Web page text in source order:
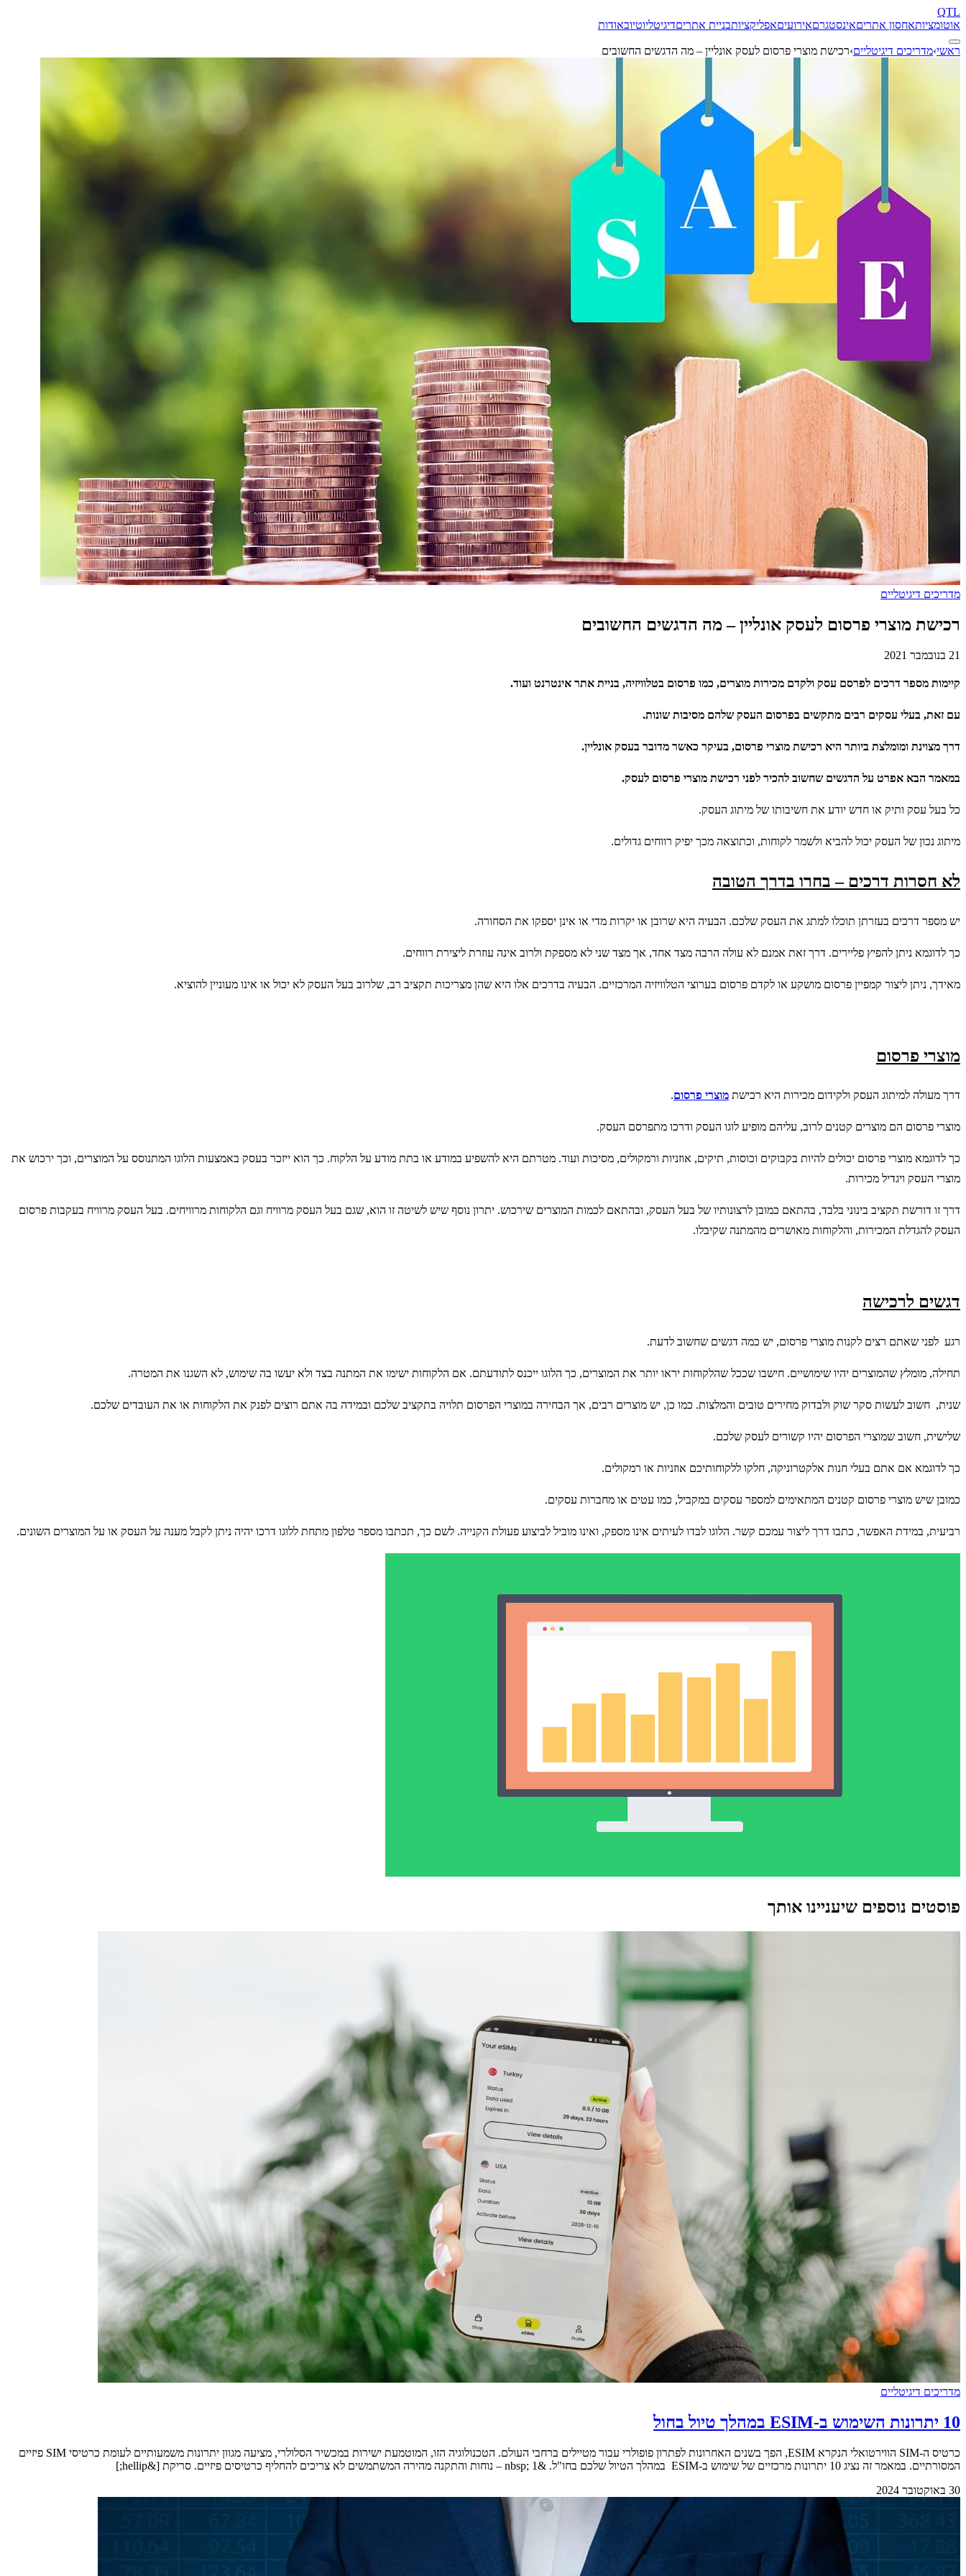
QTL
אוטומציותאחסון אתריםאינסטגרםאירועיםאפליקציותבניית אתריםדיגיטליוטיובאודות
ראשי›מדריכים דיגיטליים›רכישת מוצרי פרסום לעסק אונליין – מה הדגשים החשובים
מדריכים דיגיטליים
רכישת מוצרי פרסום לעסק אונליין – מה הדגשים החשובים
21 בנובמבר 2021
קיימות מספר דרכים לפרסם עסק ולקדם מכירות מוצרים, כמו פרסום בטלוויזיה, בניית אתר אינטרנט ועוד.
עם זאת, בעלי עסקים רבים מתקשים בפרסום העסק שלהם מסיבות שונות.
דרך מצוינת ומומלצת ביותר היא רכישת מוצרי פרסום, בעיקר כאשר מדובר בעסק אונליין.
במאמר הבא אפרט על הדגשים שחשוב להכיר לפני רכישת מוצרי פרסום לעסק.
כל בעל עסק ותיק או חדש יודע את חשיבותו של מיתוג העסק.
מיתוג נכון של העסק יכול להביא ולשמר לקוחות, וכתוצאה מכך יפיק רווחים גדולים.
לא חסרות דרכים – בחרו בדרך הטובה
יש מספר דרכים בעזרתן תוכלו למתג את העסק שלכם. הבעיה היא שרובן או יקרות מדי או אינן יספקו את הסחורה.
כך לדוגמא ניתן להפיץ פליירים. דרך זאת אמנם לא עולה הרבה מצד אחד, אך מצד שני לא מספקת ולרוב אינה עוזרת ליצירת רווחים.
מאידך, ניתן ליצור קמפיין פרסום מושקע או לקדם פרסום בערוצי הטלוויזיה המרכזיים. הבעיה בדרכים אלו היא שהן מצריכות תקציב רב, שלרוב בעל העסק לא יכול או אינו מעוניין להוציא.
מוצרי פרסום
דרך מעולה למיתוג העסק ולקידום מכירות היא רכישת מוצרי פרסום.
מוצרי פרסום הם מוצרים קטנים לרוב, עליהם מופיע לוגו העסק ודרכו מתפרסם העסק.
כך לדוגמא מוצרי פרסום יכולים להיות בקבוקים וכוסות, תיקים, אוזניות ורמקולים, מסיכות ועוד. מטרתם היא להשפיע במודע או בתת מודע על הלקוח. כך הוא ייזכר בעסק באמצעות הלוגו המתנוסס על המוצרים, וכך ירכוש את
מוצרי העסק ויגדיל מכירות.
דרך זו דורשת תקציב בינוני בלבד, בהתאם כמובן לרצונותיו של בעל העסק, ובהתאם לכמות המוצרים שירכוש. יתרון נוסף שיש לשיטה זו הוא, שגם בעל העסק מרוויח וגם הלקוחות מרוויחים. בעל העסק מרוויח בעקבות פרסום
העסק להגדלת המכירות, והלקוחות מאושרים מהמתנה שקיבלו.
דגשים לרכישה
רגע לפני שאתם רצים לקנות מוצרי פרסום, יש כמה דגשים שחשוב לדעת.
תחילה, מומלץ שהמוצרים יהיו שימושיים. חישבו שככל שהלקוחות יראו יותר את המוצרים, כך הלוגו ייכנס לתודעתם. אם הלקוחות ישימו את המתנה בצד ולא יעשו בה שימוש, לא השגנו את המטרה.
שנית, חשוב לעשות סקר שוק ולבדוק מחירים טובים והמלצות. כמו כן, יש מוצרים רבים, אך הבחירה במוצרי הפרסום תלויה בתקציב שלכם ובמידה בה אתם רוצים לפנק את הלקוחות או את העובדים שלכם.
שלישית, חשוב שמוצרי הפרסום יהיו קשורים לעסק שלכם.
כך לדוגמא אם אתם בעלי חנות אלקטרוניקה, חלקו ללקוחותיכם אוזניות או רמקולים.
כמובן שיש מוצרי פרסום קטנים המתאימים למספר עסקים במקביל, כמו עטים או מחברות עסקים.
רביעית, במידת האפשר, כתבו דרך ליצור עמכם קשר. הלוגו לבדו לעיתים אינו מספק, ואינו מוביל לביצוע פעולת הקנייה. לשם כך, תכתבו מספר טלפון מתחת ללוגו דרכו יהיה ניתן לקבל מענה על העסק או על המוצרים השונים.
פוסטים נוספים שיעניינו אותך
מדריכים דיגיטליים
10 יתרונות השימוש ב-ESIM במהלך טיול בחול
כרטיס ה-SIM הווירטואלי הנקרא ESIM, הפך בשנים האחרונות לפתרון פופולרי עבור מטיילים ברחבי העולם. הטכנולוגיה הזו, המוטמעת ישירות במכשיר הסלולרי, מציעה מגוון יתרונות משמעותיים לעומת כרטיסי SIM פיזיים
המסורתיים. במאמר זה נציג 10 יתרונות מרכזיים של שימוש ב-ESIM במהלך הטיול שלכם בחו"ל. &nbsp; 1 – נוחות והתקנה מהירה המשתמשים לא צריכים להחליף כרטיסים פיזיים. סריקת [&hellip;]
30 באוקטובר 2024